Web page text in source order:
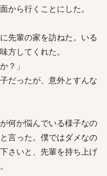
から行くことにした。
先輩の家を訪ねた。いる
方してくれた。
？」
だったが、意外とすんな
何か悩んでいる様子なの
言った。僕ではダメなの
さいと、先輩を持ち上げ